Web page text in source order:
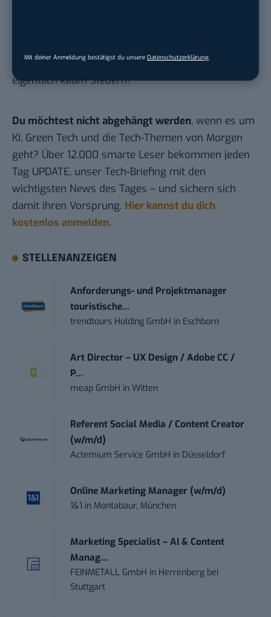
Mit deiner Anmeldung bestätigst du unsere Datenschutzerklärung.
Digitalsteuer: Warum zahlen manche Konzerne
eigentlich kaum Steuern?
Du möchtest nicht abgehängt werden, wenn es um
KI, Green Tech und die Tech-Themen von Morgen
geht? Über 12.000 smarte Leser bekommen jeden
Tag UPDATE, unser Tech-Briefing mit den
wichtigsten News des Tages – und sichern sich
damit ihren Vorsprung. Hier kannst du dich
kostenlos anmelden.
STELLENANZEIGEN
Anforderungs- und Projektmanager
touristische...
trendtours Holding GmbH in Eschborn
Art Director – UX Design / Adobe CC /
P...
meap GmbH inWitten
Referent Social Media / Content Creator
(w/m/d)
Actemium Service GmbH in Düsseldorf
Online Marketing Manager (w/m/d)
1&1 in Montabaur, München
Marketing Specialist – AI & Content
Manag...
FEINMETALL GmbH in Herrenberg bei
Stuttgart